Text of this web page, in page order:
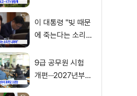
이 대통령 "빚 때문
에 죽는다는 소리
9급 공무원 시험
개편···2027년부터